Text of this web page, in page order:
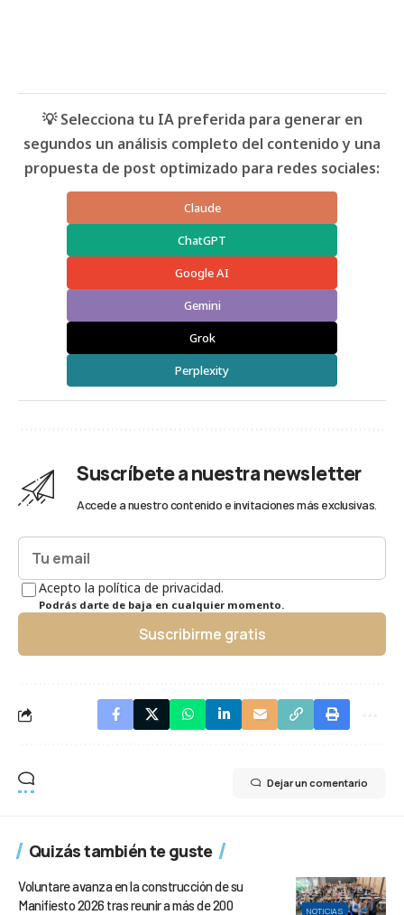
💡 Selecciona tu IA preferida para generar en
segundos un análisis completo del contenido y una
propuesta de post optimizado para redes sociales:
Claude
ChatGPT
Google AI
Gemini
Grok
Perplexity
Suscríbete a nuestra newsletter
Accede a nuestro contenido e invitaciones más exclusivas.
Acepto la política de privacidad.
Podrás darte de baja en cualquier momento.
Suscribirme gratis
Dejar un comentario
Quizás también te guste
NOTICIAS
Voluntare avanza en la construcción de su
Manifiesto 2026 tras reunir a más de 200